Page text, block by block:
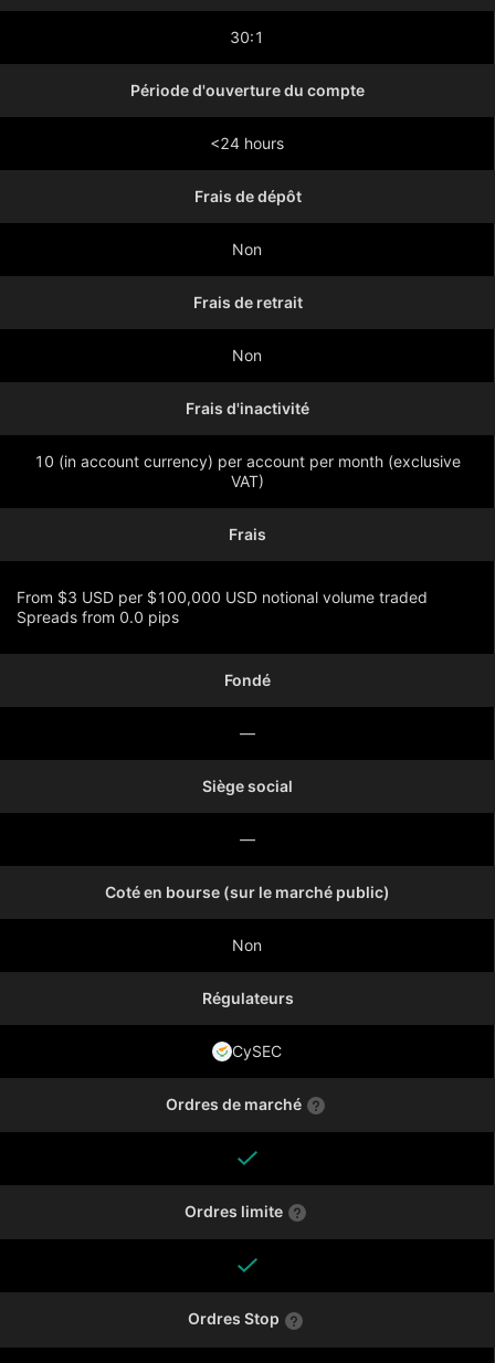
30:1
Période d'ouverture du compte
<24 hours
Frais de dépôt
Non
Frais de retrait
Non
Frais d'inactivité
10 (in account currency) per account per month (exclusive
VAT)
Frais
From $3 USD per $100,000 USD notional volume traded
Spreads from 0.0 pips
Montrer plus
Fondé
—
Siège social
—
Coté en bourse (sur le marché public)
Non
Régulateurs
CySEC
Ordres de marché
Ordres limite
Ordres Stop